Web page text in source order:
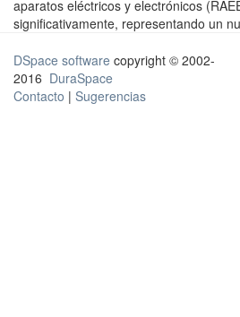
aparatos eléctricos y electrónicos
significativamente, representando un
DSpace software copyright © 2002-
2016 DuraSpace
Contacto | Sugerencias